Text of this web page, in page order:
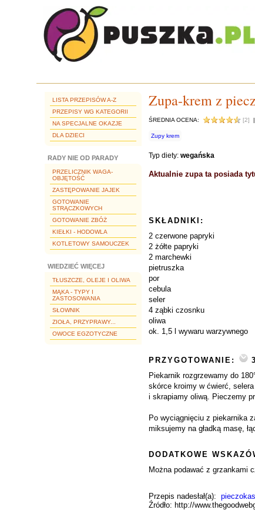
LISTA PRZEPISÓW A-Z
PRZEPISY WG KATEGORII
NA SPECJALNE OKAZJE
DLA DZIECI
RADY NIE OD PARADY
PRZELICZNIK WAGA-
OBJĘTOŚĆ
ZASTĘPOWANIE JAJEK
GOTOWANIE
STRĄCZKOWYCH
GOTOWANIE ZBÓŻ
KIEŁKI - HODOWLA
KOTLETOWY SAMOUCZEK
WIEDZIEĆ WIĘCEJ
TŁUSZCZE, OLEJE I OLIWA
MĄKA - TYPY I
ZASTOSOWANIA
SŁOWNIK
ZIOŁA, PRZYPRAWY...
OWOCE EGZOTYCZNE
Zupa-krem z
ŚREDNIA OCENA: [2] |
Zupy krem
Typ diety: wegańska
Aktualnie zupa ta posiada
SKŁADNIKI:
2 czerwone papryki
2 żółte papryki
2 marchewki
pietruszka
por
cebula
seler
4 ząbki czosnku
oliwa
ok. 1,5 l wywaru warzywnego
PRZYGOTOWANIE:
Piekarnik rozgrzewamy do
skórce kroimy w ćwierć,
i skrapiamy oliwą. Pieczemy
Po wyciągnięciu z piekarnika
miksujemy na gładką masę,
DODATKOWE
Można podawać z grzankami
Przepis nadesłał(a): pieczokas
Źródło: http://